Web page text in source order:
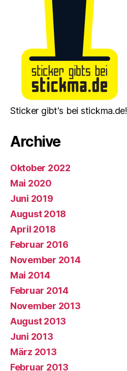
Sticker gibt's bei stickma.de!
Archive
Oktober 2022
Mai 2020
Juni 2019
August 2018
April 2018
Februar 2016
November 2014
Mai 2014
Februar 2014
November 2013
August 2013
Juni 2013
März 2013
Februar 2013